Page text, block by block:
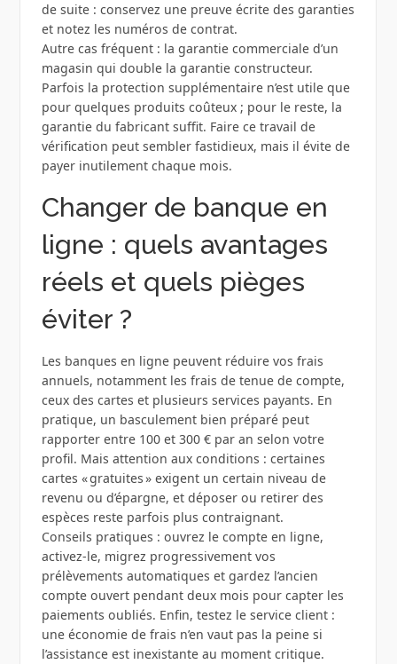
de suite : conservez une preuve écrite des garanties
et notez les numéros de contrat.
Autre cas fréquent : la garantie commerciale d’un
magasin qui double la garantie constructeur.
Parfois la protection supplémentaire n’est utile que
pour quelques produits coûteux ; pour le reste, la
garantie du fabricant suffit. Faire ce travail de
vérification peut sembler fastidieux, mais il évite de
payer inutilement chaque mois.
Changer de banque en
ligne : quels avantages
réels et quels pièges
éviter ?
Les banques en ligne peuvent réduire vos frais
annuels, notamment les frais de tenue de compte,
ceux des cartes et plusieurs services payants. En
pratique, un basculement bien préparé peut
rapporter entre 100 et 300 € par an selon votre
profil. Mais attention aux conditions : certaines
cartes « gratuites » exigent un certain niveau de
revenu ou d’épargne, et déposer ou retirer des
espèces reste parfois plus contraignant.
Conseils pratiques : ouvrez le compte en ligne,
activez‑le, migrez progressivement vos
prélèvements automatiques et gardez l’ancien
compte ouvert pendant deux mois pour capter les
paiements oubliés. Enfin, testez le service client :
une économie de frais n’en vaut pas la peine si
l’assistance est inexistante au moment critique.